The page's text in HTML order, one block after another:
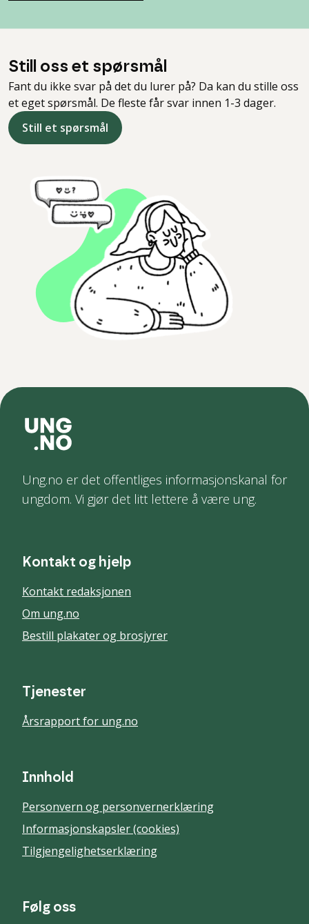
Still oss et spørsmål
Fant du ikke svar på det du lurer på? Da kan du stille oss
et eget spørsmål. De fleste får svar innen 1-3 dager.
Still et spørsmål
Ung.no er det offentliges informasjonskanal for
ungdom. Vi gjør det litt lettere å være ung.
Kontakt og hjelp
Kontakt redaksjonen
Om ung.no
Bestill plakater og brosjyrer
Tjenester
Årsrapport for ung.no
Innhold
Personvern og personvernerklæring
Informasjonskapsler (cookies)
Tilgjengelighetserklæring
Følg oss